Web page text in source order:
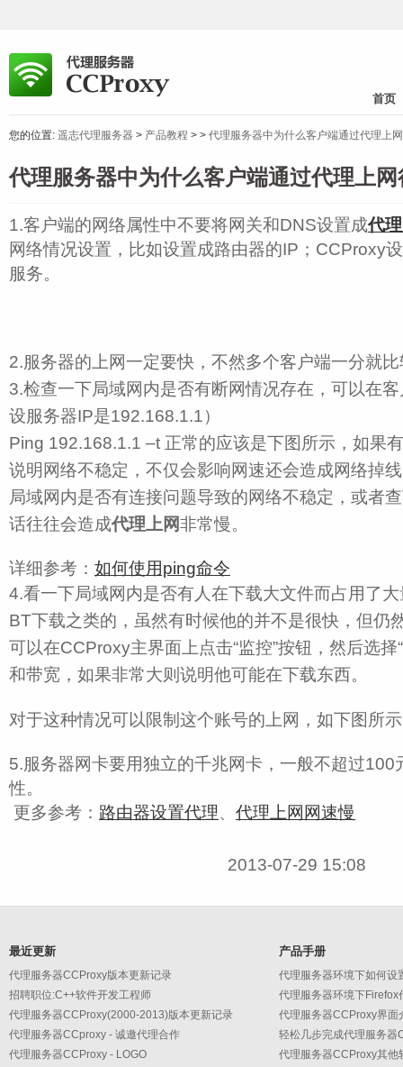
首页
您的位置: 遥志代理服务器 > 产品教程 > > 代理服务器中为什么客户端通过代理上
代理服务器中为什么客户端通过代理上
1.客户端的网络属性中不要将网关和DNS设置成代
网络情况设置，比如设置成路由器的IP；CCProxy
服务。
2.服务器的上网一定要快，不然多个客户端一分就
3.检查一下局域网内是否有断网情况存在，可以在
设服务器IP是192.168.1.1）
Ping 192.168.1.1 –t 正常的应该是下图所示，如果
说明网络不稳定，不仅会影响网速还会造成网络掉
局域网内是否有连接问题导致的网络不稳定，或者
话往往会造成代理上网非常慢。
详细参考： 如何使用ping命令
4.看一下局域网内是否有人在下载大文件而占用了
BT下载之类的，虽然有时候他的并不是很快，但仍
可以在CCProxy主界面上点击“监控”按钮，然后选择
和带宽，如果非常大则说明他可能在下载东西。
对于这种情况可以限制这个账号的上网，如下图所
5.服务器网卡要用独立的千兆网卡，一般不超过100
性。
更多参考： 路由器设置代理、 代理上网网速慢
2013-07-29 15:08
最近更新
代理服务器CCProxy版本更新记录
招聘职位:C++软件开发工程师
代理服务器CCProxy(2000-2013)版本更新记录
代理服务器CCproxy - 诚邀代理合作
代理服务器CCProxy - LOGO
产品手册
代理服务器环境下如何设
代理服务器环境下Firefox
代理服务器CCProxy界面
轻松几步完成代理服务器
代理服务器CCProxy其他